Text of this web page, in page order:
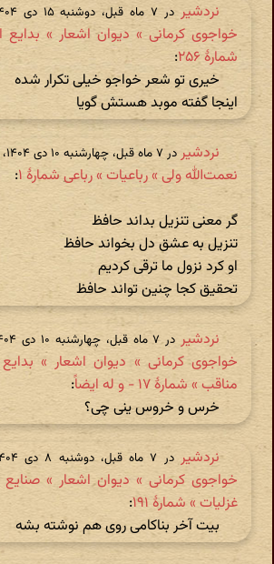
نردشیر در ‫۷ ماه قبل، دوشنبه ۱۵ دی ۱۴۰۴، ساعت ۰۱:۴۹
خواجوی کرمانی » دیوان اشعار »
شمارهٔ ۲۵۶
:
خیری تو شعر خواجو خیلی تکرار شده
اینجا گفته موبد هستش گویا
نردشیردر ‫۷ ماه قبل، چهارشنبه ۱۰ دی ۱۴۰۴، ساعت ۱۱:۲۱
نعمت‌الله ولی » رباعیات » رباعی شمارهٔ ۱ :
گر معنی تنزیل بداند حافظ
تنزیل به عشق دل بخواند حافظ
او کرد نزول ما ترقی کردیم
تحقیق کجا چنین تواند حافظ
نردشیر در ‫۷ ماه قبل، چهارشنبه ۱۰ دی ۱۴۰۴، ساعت ۰۰:۳۹
خواجوی کرمانی » دیوان اشعار »
مناقب » شمارهٔ ۱۷ - و له ایضاً
:
خرس و خروس ینی چی؟
نردشیر در ‫۷ ماه قبل، دوشنبه ۸ دی ۱۴۰۴، ساعت ۱۰:۵۹
خواجوی کرمانی » دیوان اشعار »
غزلیات » شمارهٔ ۱۹۱
:
بیت آخر بناکامی روی هم نوشته بشه